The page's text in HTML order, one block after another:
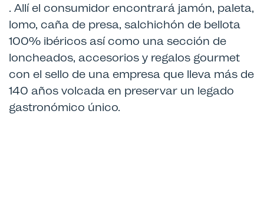
. Allí el consumidor encontrará jamón, paleta,
lomo, caña de presa, salchichón de bellota
100% ibéricos así como una sección de
loncheados, accesorios y regalos gourmet
con el sello de una empresa que lleva más de
140 años volcada en preservar un legado
gastronómico único.